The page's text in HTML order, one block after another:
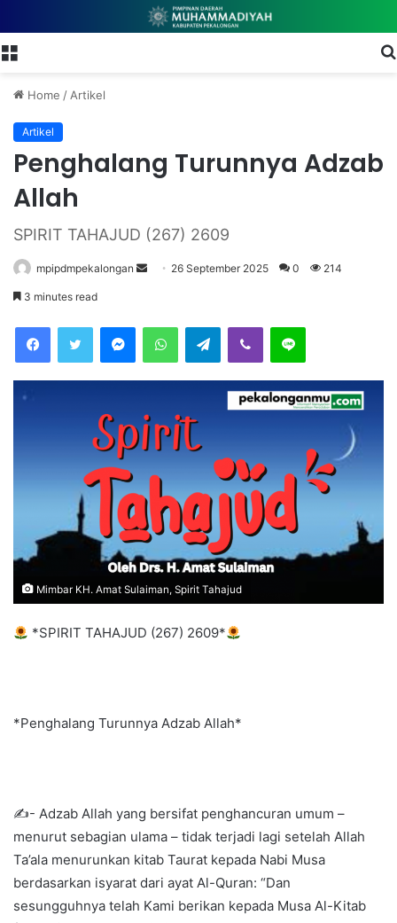
Home /Artikel
Artikel
Penghalang Turunnya Adzab
Allah
SPIRIT TAHAJUD (267) 2609
mpipdmpekalongan
m
a
l
26 September 2025 0 214
3 minutes read
Telegram
Mimbar KH. Amat Sulaiman, Spirit Tahajud
*SPIRIT TAHAJUD (267) 2609*
*Penghalang Turunnya Adzab Allah*
✍- Adzab Allah yang bersifat penghancuran umum –
menurut sebagian ulama – tidak terjadi lagi setelah Allah
Ta’ala menurunkan kitab Taurat kepada Nabi Musa
berdasarkan isyarat dari ayat Al-Quran: “Dan
sesungguhnya telah Kami berikan kepada Musa Al-Kitab